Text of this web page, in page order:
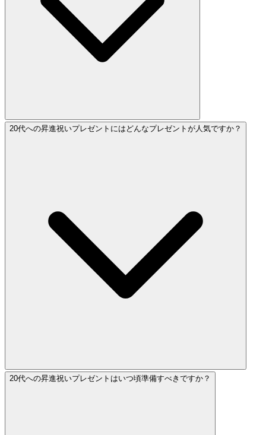
20代への昇進祝いプレゼントにはどんなプレゼントが人気ですか？
20代への昇進祝いプレゼントはいつ頃準備すべきですか？